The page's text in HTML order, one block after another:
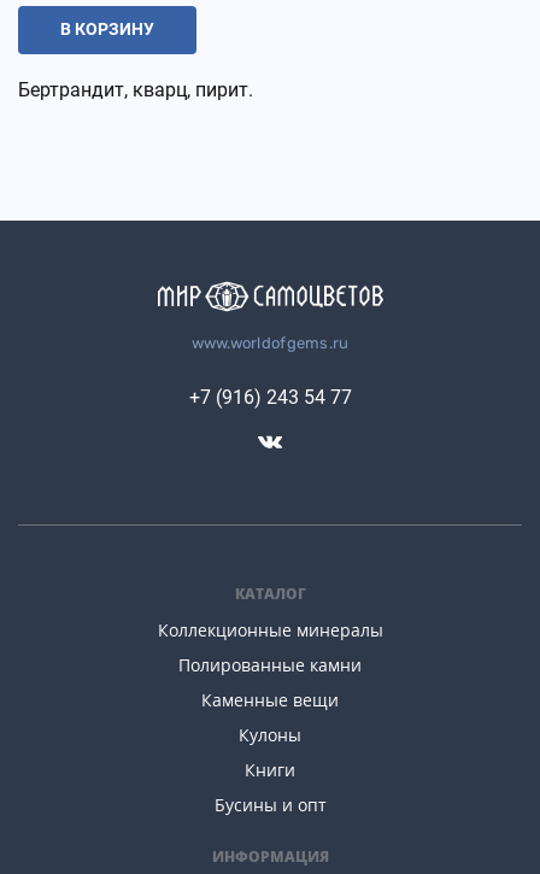
В КОРЗИНУ
Бертрандит, кварц, пирит.
www.worldofgems.ru
КАТАЛОГ
Коллекционные минералы
Полированные камни
Каменные вещи
Кулоны
Книги
Бусины и опт
ИНФОРМАЦИЯ
+7 (916) 243 54 77